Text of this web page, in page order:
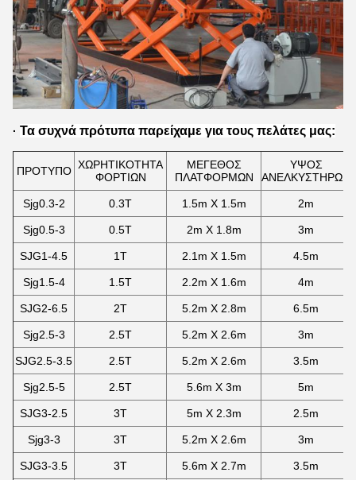
· Τα συχνά πρότυπα παρείχαμε για τους πελάτες μας:
ΠΡΟΤΥΠΟ ΧΩΡΗΤΙΚΟΤΗΤΑ
ΦΟΡΤΙΩΝ
ΜΕΓΕΘΟΣ
ΠΛΑΤΦΟΡΜΩΝ
ΥΨΟΣ
ΑΝΕΛΚΥΣΤΗΡΩΝ
Sjg0.3-2 0.3T 1.5m X 1.5m 2m
Sjg0.5-3 0.5T 2m X 1.8m 3m
SJG1-4.5 1T 2.1m X 1.5m 4.5m
Sjg1.5-4 1.5T 2.2m X 1.6m 4m
SJG2-6.5 2T 5.2m X 2.8m 6.5m
Sjg2.5-3 2.5T 5.2m X 2.6m 3m
SJG2.5-3.5 2.5T 5.2m X 2.6m 3.5m
Sjg2.5-5 2.5T 5.6m X 3m 5m
SJG3-2.5 3T 5m X 2.3m 2.5m
Sjg3-3 3T 5.2m X 2.6m 3m
SJG3-3.5 3T 5.6m X 2.7m 3.5m